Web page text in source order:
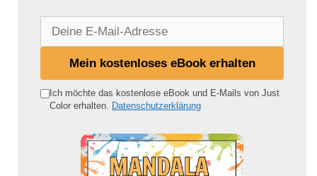
e
Mein kostenloses eBook erhalten
Ich möchte das kostenlose eBook und E-Mails von Just
Color erhalten. Datenschutzerklärung